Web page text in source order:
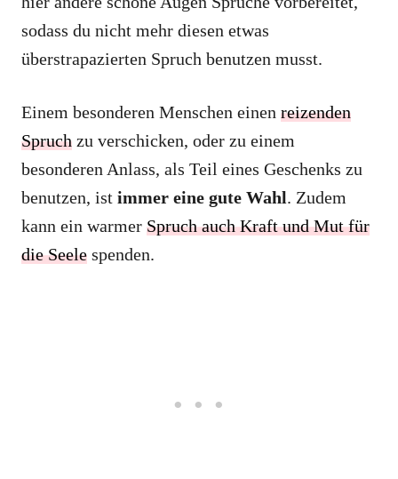
sodass du nicht mehr diesen etwas
überstrapazierten Spruch benutzen musst.
Einem besonderen Menschen einen reizenden
Spruch zu verschicken, oder zu einem
besonderen Anlass, als Teil eines Geschenks zu
benutzen, ist immer eine gute Wahl. Zudem
kann ein warmer Spruch auch Kraft und Mut für
die Seele spenden.